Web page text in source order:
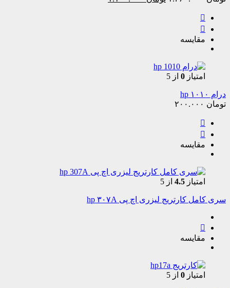
مقایسه
امتیاز 0 از 5
درام ۱۰۱۰ hp
تومان
مقایسه
امتیاز 4.5 از 5
سری کامل کارتریج لیزری اچ پی hp ۳۰۷A
مقایسه
امتیاز 0 از 5